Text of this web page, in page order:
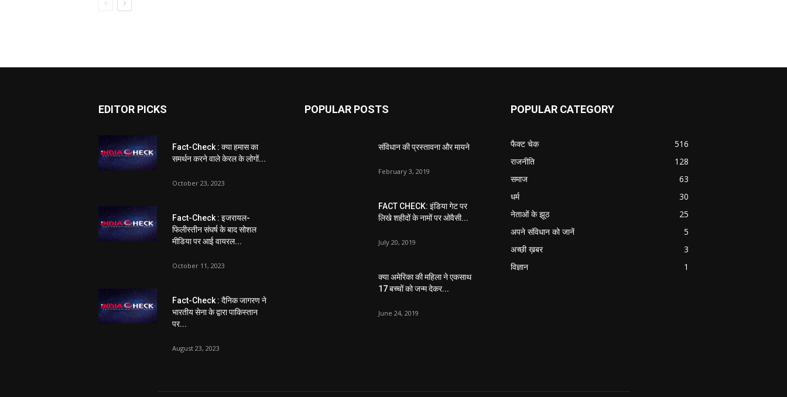
EDITOR PICKS
Fact-Check : क्या हमास का
समर्थन करने वाले केरल के लोगों...
October 23, 2023
Fact-Check : इजरायल-
फिलीस्तीन संघर्ष के बाद सोशल
मीडिया पर आई वायरल...
October 11, 2023
Fact-Check : दैनिक जागरण ने
भारतीय सेना के द्वारा पाकिस्तान
पर...
August 23, 2023
POPULAR POSTS
संविधान की प्रस्तावना और मायने
February 3, 2019
FACT CHECK: इंडिया गेट पर
लिखे शहीदों के नामों पर ओवैसी...
July 20, 2019
क्या अमेरिका की महिला ने एकसाथ
17 बच्चों को जन्म देकर...
June 24, 2019
POPULAR CATEGORY
फैक्ट चेक
516
राजनीति
128
समाज
63
धर्म
30
नेताओं के झूठ
25
अपने संविधान को जानें
5
अच्छी ख़बर
3
विज्ञान
1